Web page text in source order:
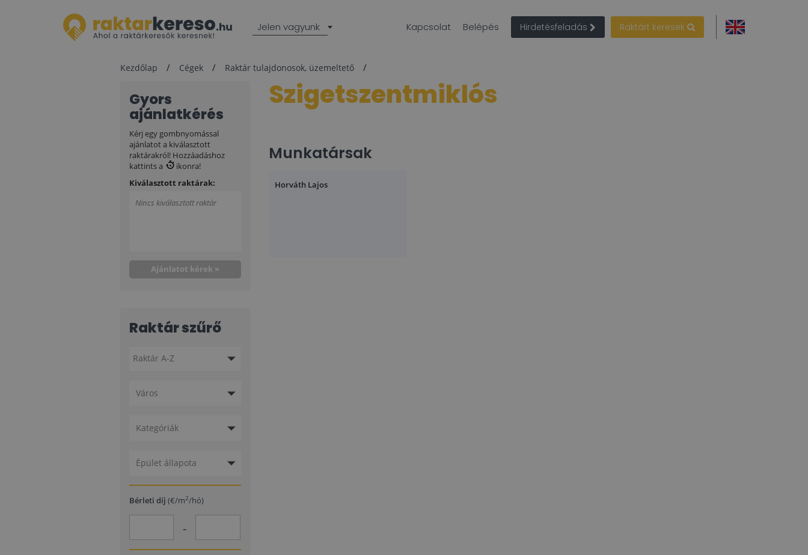
Jelen vagyunk Kapcsolat Belépés Hirdetésfeladás Raktárt keresek
Kezdőlap Cégek Raktár tulajdonosok, üzemeltető
Gyors
ajánlatkérés
Kérj egy gombnyomással
ajánlatot a kiválasztott
raktárakról! Hozzáadáshoz
kattints a
ikonra!
Kiválasztott raktárak:
Nincs kiválasztott raktár
Ajánlatot kérek »
Raktár szűrő
Város
Kategóriák
Épület állapota
Bérleti díj (€/m2/hó)
-
Szigetszentmiklós
Munkatársak
Horváth Lajos